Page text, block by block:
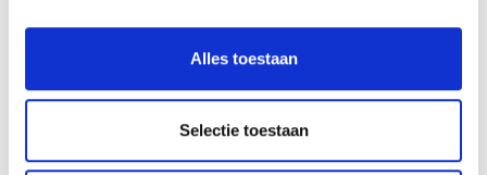
Alles toestaan
Selectie toestaan
behandeling.